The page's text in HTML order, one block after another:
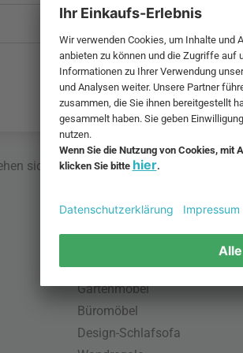
sich inklusive MwSt. und zzgl.
Skandinavische Möbel
Gartenmöbel
Büromöbel
Design-Schlafsofa